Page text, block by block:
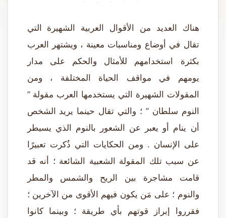
· · · · ·
هناك العديد من الأقوال العربية الشهيرة التي
تقال في أوضاع ومناسبات معينة ، ويشتهر العرب
بكثرة استخدامهم للأمثال والحكم على مدار
يومهم في مواقف الحياة المختلفة ، ومن
المقولات الشهيرة التي يستخدمها العرب مقولة ”
النوم سلطان ” ؛ والتي تقال حينما يريد الشخص
أن ينام أو يعبر عن الشعور بالنوم الذي يسيطر
على الإنسان . ومن الحكايات التي ذُكرت تعبيرًا
عن سبب تلك المقولة الشعبية الشائعة ؛ أنه قد
قامت مشاجرة بين الريح والشمس والمطر
والنوم ؛ على مَن يكون فيهم الأقوى من الآخرين ؛
فقرروا إبراز قوتهم بأي طريقة ؛ وبينما كانوا